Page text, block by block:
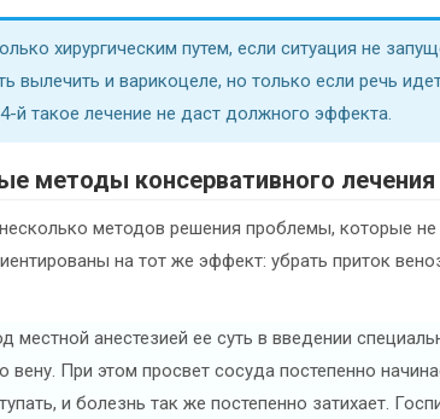
хирургическим путем, если ситуация не
вылечить и варикоцеле, но только если речь
й такое лечение не даст должного эффекта.
методы консервативного лечения
методов решения проблемы, которые не
на тот же эффект: убрать приток
местной анестезией ее суть в введении
При этом просвет сосуда постепенно
и болезнь так же постепенно затихает.